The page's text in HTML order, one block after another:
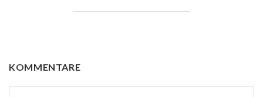
KOMMENTARE